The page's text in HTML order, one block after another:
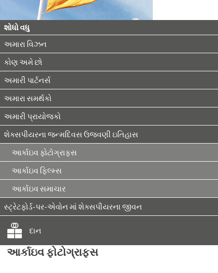
શોધો વધુ
અમારા વિઝન
કોણ અમે છો
અમારી પાર્ટનર્સ
અમારા સમર્થકો
અમારી પ્રાયોજકો
શેક્સપીયરના જન્મદિવસ ઉજવણી ઇતિહાસ
આર્કાઇવ ફોટોગ્રાફ્સ
આર્કાઇવ ફિલ્મ્સ
આર્કાઇવ સમાચાર
સ્ટ્રેટફોર્ડ-પર-એવોન માં શેક્સપીયરના જીવન
દાન
આર્કાઇવ ફોટોગ્રાફ્સ